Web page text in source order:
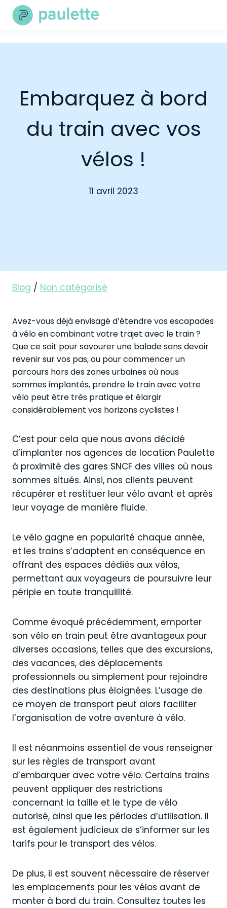
Skip
Embarquez à bord
du train avec vos
vélos !
11 avril 2023
Blog / Non catégorisé
Avez-vous déjà envisagé d’étendre vos escapades
à vélo en combinant votre trajet avec le train ?
Que ce soit pour savourer une balade sans devoir
revenir sur vos pas, ou pour commencer un
parcours hors des zones urbaines où nous
sommes implantés, prendre le train avec votre
vélo peut être très pratique et élargir
considérablement vos horizons cyclistes !
C’est pour cela que nous avons décidé
d’implanter nos agences de location Paulette
à proximité des gares SNCF des villes où nous
sommes situés. Ainsi, nos clients peuvent
récupérer et restituer leur vélo avant et après
leur voyage de manière fluide.
Le vélo gagne en popularité chaque année,
et les trains s’adaptent en conséquence en
offrant des espaces dédiés aux vélos,
permettant aux voyageurs de poursuivre leur
périple en toute tranquillité.
Comme évoqué précédemment, emporter
son vélo en train peut être avantageux pour
diverses occasions, telles que des excursions,
des vacances, des déplacements
professionnels ou simplement pour rejoindre
des destinations plus éloignées. L’usage de
ce moyen de transport peut alors faciliter
l’organisation de votre aventure à vélo.
Il est néanmoins essentiel de vous renseigner
sur les règles de transport avant
d’embarquer avec votre vélo. Certains trains
peuvent appliquer des restrictions
concernant la taille et le type de vélo
autorisé, ainsi que les périodes d’utilisation. Il
est également judicieux de s’informer sur les
tarifs pour le transport des vélos.
De plus, il est souvent nécessaire de réserver
les emplacements pour les vélos avant de
monter à bord du train. Consultez toutes les